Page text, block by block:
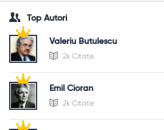
Top Autori
Valeriu Butulescu
2k Citate
Emil Cioran
2k Citate